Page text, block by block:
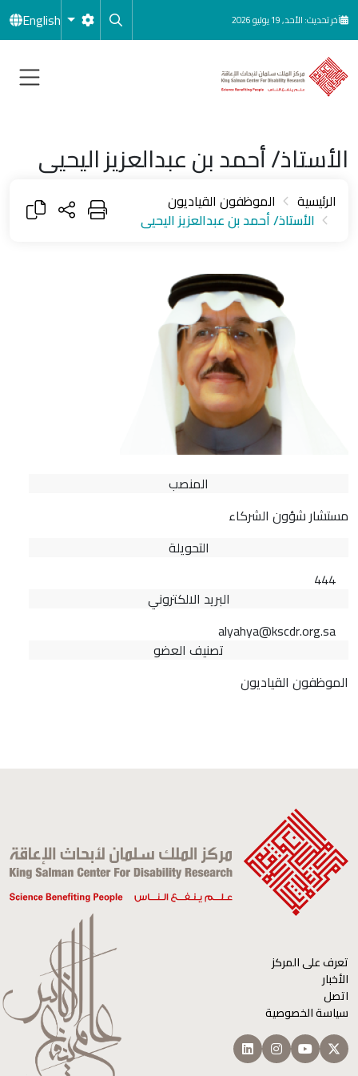
تجاوز إلى المحتوى الرئيسي
آخر تحديث: الأحد, 19 يوليو 2026 English
الأستاذ/ أحمد بن عبدالعزيز اليحيى
الرئيسية
الموظفون القياديون
الأستاذ/ أحمد بن عبدالعزيز اليحيى
المنصب
مستشار شؤون الشركاء
التحويلة
444
البريد الالكتروني
alyahya@kscdr.org.sa
تصنيف العضو
الموظفون القياديون
تعرف على المركز
الأخبار
اتصل
سياسة الخصوصية